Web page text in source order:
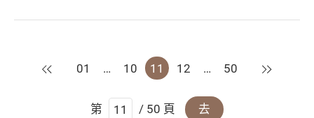
上一頁
01 … 10 11 12 … 50 下一頁
第 / 50 頁 去